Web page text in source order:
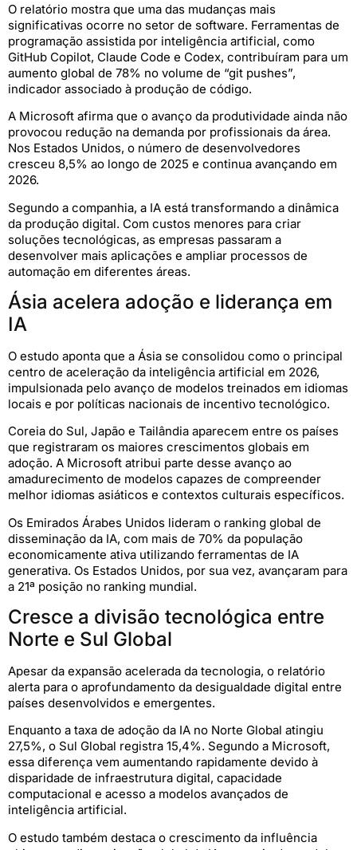
O relatório mostra que uma das mudanças mais
significativas ocorre no setor de software. Ferramentas de
programação assistida por inteligência artificial, como
GitHub Copilot, Claude Code e Codex, contribuíram para um
aumento global de 78% no volume de “git pushes”,
indicador associado à produção de código.
A Microsoft afirma que o avanço da produtividade ainda não
provocou redução na demanda por profissionais da área.
Nos Estados Unidos, o número de desenvolvedores
cresceu 8,5% ao longo de 2025 e continua avançando em
2026.
Segundo a companhia, a IA está transformando a dinâmica
da produção digital. Com custos menores para criar
soluções tecnológicas, as empresas passaram a
desenvolver mais aplicações e ampliar processos de
automação em diferentes áreas.
Ásia acelera adoção e liderança em
IA
O estudo aponta que a Ásia se consolidou como o principal
centro de aceleração da inteligência artificial em 2026,
impulsionada pelo avanço de modelos treinados em idiomas
locais e por políticas nacionais de incentivo tecnológico.
Coreia do Sul, Japão e Tailândia aparecem entre os países
que registraram os maiores crescimentos globais em
adoção. A Microsoft atribui parte desse avanço ao
amadurecimento de modelos capazes de compreender
melhor idiomas asiáticos e contextos culturais específicos.
Os Emirados Árabes Unidos lideram o ranking global de
disseminação da IA, com mais de 70% da população
economicamente ativa utilizando ferramentas de IA
generativa. Os Estados Unidos, por sua vez, avançaram para
a 21ª posição no ranking mundial.
Cresce a divisão tecnológica entre
Norte e Sul Global
Apesar da expansão acelerada da tecnologia, o relatório
alerta para o aprofundamento da desigualdade digital entre
países desenvolvidos e emergentes.
Enquanto a taxa de adoção da IA no Norte Global atingiu
27,5%, o Sul Global registra 15,4%. Segundo a Microsoft,
essa diferença vem aumentando rapidamente devido à
disparidade de infraestrutura digital, capacidade
computacional e acesso a modelos avançados de
inteligência artificial.
O estudo também destaca o crescimento da influência